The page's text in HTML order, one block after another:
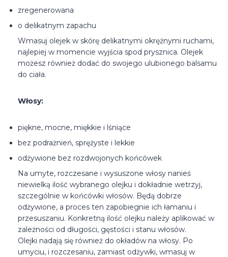
zregenerowana
o delikatnym zapachu
Wmasuj olejek w skórę delikatnymi okrężnymi ruchami,
najlepiej w momencie wyjścia spod prysznica. Olejek
możesz również dodać do swojego ulubionego balsamu
do ciała.
Włosy:
piękne, mocne, miękkie i lśniące
bez podrażnień, sprężyste i lekkie
odżywione bez rozdwojonych końcówek
Na umyte, rozczesane i wysuszone włosy nanieś
niewielką ilość wybranego olejku i dokładnie wetrzyj,
szczególnie w końcówki włosów. Będą dobrze
odżywione, a proces ten zapobiegnie ich łamaniu i
przesuszaniu. Konkretną ilość olejku należy aplikować w
zależności od długości, gęstości i stanu włosów.
Olejki nadają się również do okładów na włosy. Po
umyciu, i rozczesaniu, zamiast odżywki, wmasuj w